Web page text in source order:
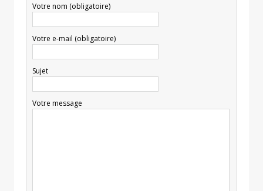
Votre nom (obligatoire)
Votre e-mail (obligatoire)
Sujet
Votre message